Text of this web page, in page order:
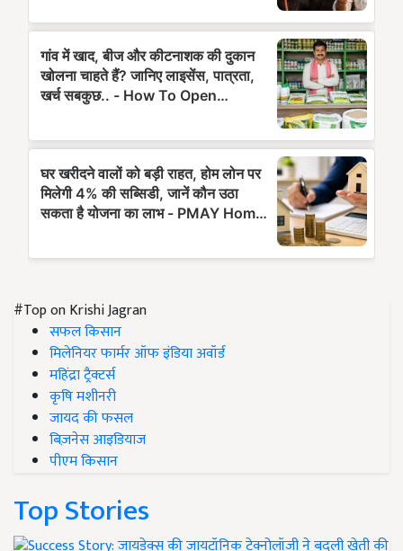
#Top on Krishi Jagran
सफल किसान
मिलेनियर फार्मर ऑफ इंडिया अवॉर्ड
महिंद्रा ट्रैक्टर्स
कृषि मशीनरी
जायद की फसल
बिज़नेस आइडियाज
पीएम किसान
Top Stories